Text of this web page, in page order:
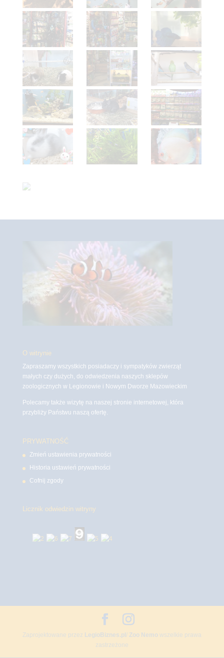
O witrynie
Zapraszamy wszystkich posiadaczy i sympatyków zwierząt
małych czy dużych, do odwiedzenia naszych sklepów
zoologicznych w Legionowie i Nowym Dworze Mazowieckim
Polecamy także wizytę na naszej stronie internetowej, która
przybliży Państwu naszą ofertę.
PRYWATNOŚĆ
Zmień ustawienia prywatności
Historia ustawień prywatności
Cofnij zgody
Licznik odwiedzin witryny
Zaprojektowane przez LegioBiznes.pl / Zoo Nemowszelkie prawa
zastrzeżone